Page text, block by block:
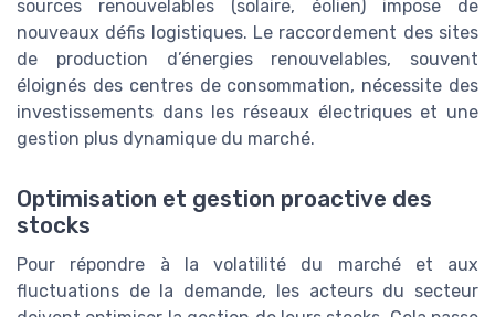
sources renouvelables (solaire, éolien) impose de
nouveaux défis logistiques. Le raccordement des sites
de production d’énergies renouvelables, souvent
éloignés des centres de consommation, nécessite des
investissements dans les réseaux électriques et une
gestion plus dynamique du marché.
Optimisation et gestion proactive des
stocks
Pour répondre à la volatilité du marché et aux
fluctuations de la demande, les acteurs du secteur